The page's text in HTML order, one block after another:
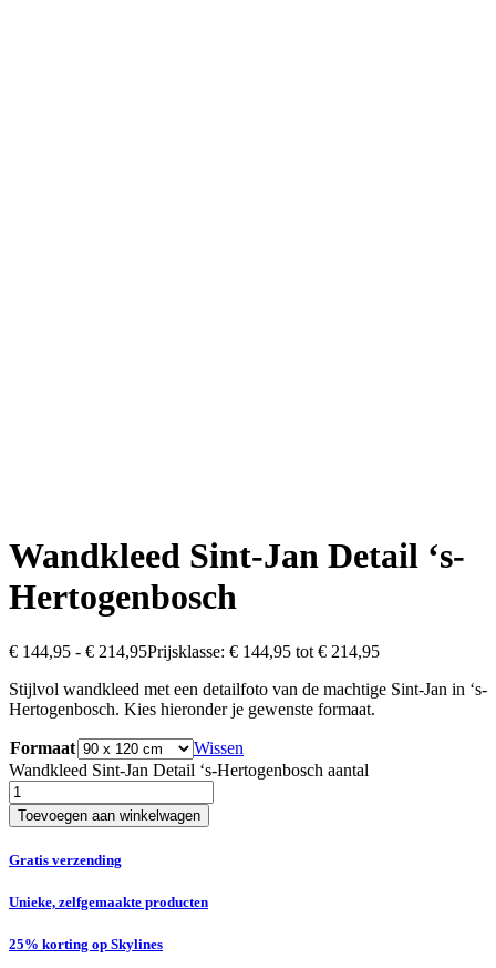
Wandkleed Sint-Jan Detail ‘s-
Hertogenbosch
€ 144,95 - € 214,95Prijsklasse: € 144,95 tot € 214,95
Stijlvol wandkleed met een detailfoto van de machtige Sint-Jan in ‘s-
Hertogenbosch. Kies hieronder je gewenste formaat.
Formaat
Wissen
Wandkleed Sint-Jan Detail ‘s-Hertogenbosch aantal
Toevoegen aan winkelwagen
Gratis verzending
Unieke, zelfgemaakte producten
25% korting op Skylines